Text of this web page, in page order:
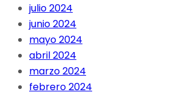
julio 2024
junio 2024
mayo 2024
abril 2024
marzo 2024
febrero 2024